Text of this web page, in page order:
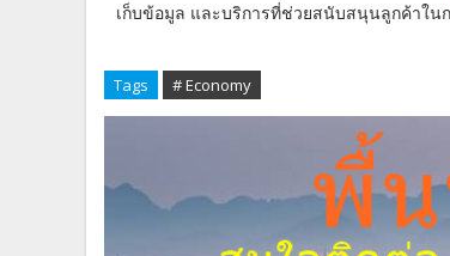
เก็บข้อมูล และบริการที่ช่วยสนับสนุนลูกค้าใ
Tags # Economy